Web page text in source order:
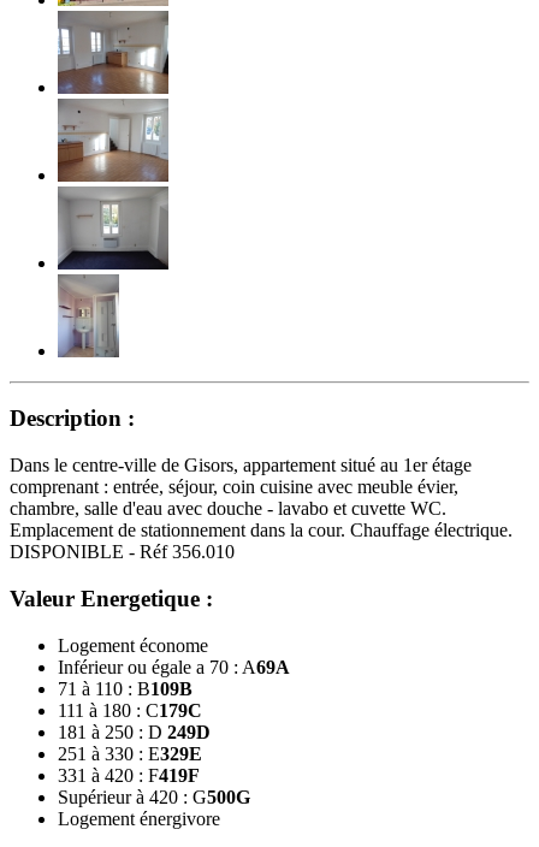
Description :
Dans le centre-ville de Gisors, appartement situé au 1er étage
comprenant : entrée, séjour, coin cuisine avec meuble évier,
chambre, salle d'eau avec douche - lavabo et cuvette WC.
Emplacement de stationnement dans la cour. Chauffage électrique.
DISPONIBLE - Réf 356.010
Valeur Energetique :
Logement économe
Inférieur ou égale a 70 : A69A
71 à 110 : B109B
111 à 180 : C179C
181 à 250 : D 249D
251 à 330 : E329E
331 à 420 : F419F
Supérieur à 420 : G500G
Logement énergivore